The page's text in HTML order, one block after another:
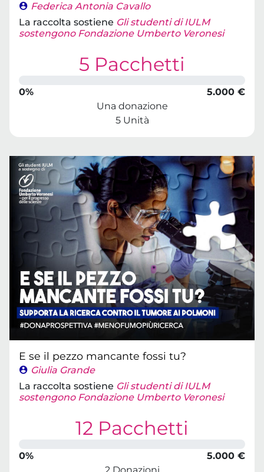
Federica Antonia Cavallo
La raccolta sostiene Gli studenti di IULM
sostengono Fondazione Umberto Veronesi
5 Pacchetti
0%
5.000 €
Una donazione
5 Unità
E se il pezzo mancante fossi tu?
Giulia Grande
La raccolta sostiene Gli studenti di IULM
sostengono Fondazione Umberto Veronesi
12 Pacchetti
0%
5.000 €